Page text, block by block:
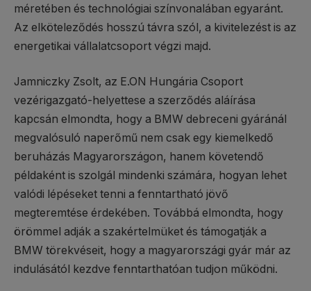
méretében és technológiai színvonalában egyaránt.
Az elköteleződés hosszú távra szól, a kivitelezést is az
energetikai vállalatcsoport végzi majd.
Jamniczky Zsolt, az E.ON Hungária Csoport
vezérigazgató-helyettese a szerződés aláírása
kapcsán elmondta, hogy a BMW debreceni gyáránál
megvalósuló naperőmű nem csak egy kiemelkedő
beruházás Magyarországon, hanem követendő
példaként is szolgál mindenki számára, hogyan lehet
valódi lépéseket tenni a fenntartható jövő
megteremtése érdekében. Továbbá elmondta, hogy
örömmel adják a szakértelmüket és támogatják a
BMW törekvéseit, hogy a magyarországi gyár már az
indulásától kezdve fenntarthatóan tudjon működni.